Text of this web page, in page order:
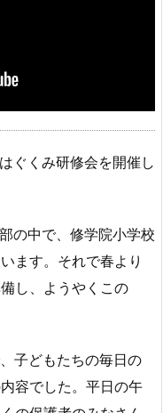
ぐくみ研修会を開催し
の中で、修学院小学校
ます。それで春より
し、ようやくこの
子どもたちの毎日の
容でした。平日の午